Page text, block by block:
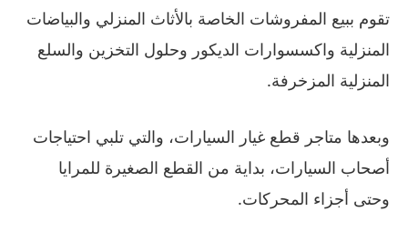
تقوم ببيع المفروشات الخاصة بالأثاث المنزلي والبياضات
المنزلية واكسسوارات الديكور وحلول التخزين والسلع
المنزلية المزخرفة.
وبعدها متاجر قطع غيار السيارات، والتي تلبي احتياجات
أصحاب السيارات، بداية من القطع الصغيرة للمرايا
وحتى أجزاء المحركات.